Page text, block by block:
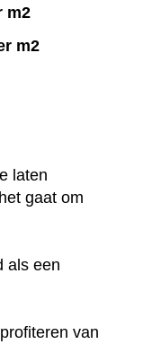
m2
m2
laten
gaat om
als een
van